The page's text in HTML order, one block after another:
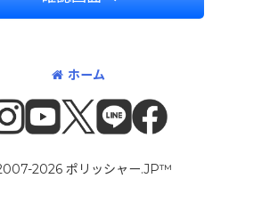
ホーム
2026 ポリッシャー.JP™